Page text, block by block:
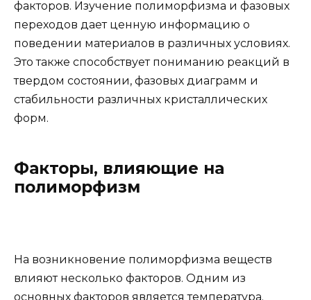
факторов. Изучение полиморфизма и фазовых
переходов дает ценную информацию о
поведении материалов в различных условиях.
Это также способствует пониманию реакций в
твердом состоянии, фазовых диаграмм и
стабильности различных кристаллических
форм.
Факторы, влияющие на
полиморфизм
На возникновение полиморфизма веществ
влияют несколько факторов. Одним из
основных факторов является температура.